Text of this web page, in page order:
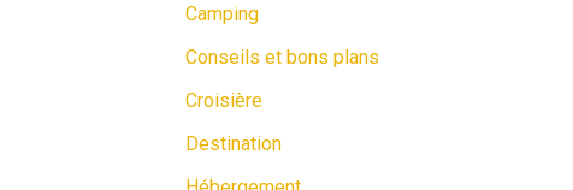
Camping
Conseils et bons plans
Croisière
Destination